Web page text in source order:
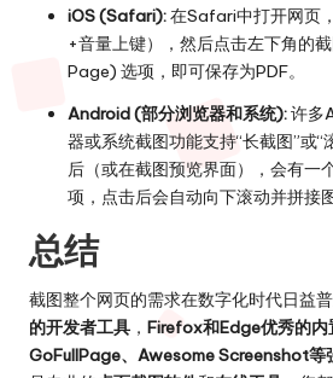
iOS (Safari):在Safari中打开网页
+音量上键），然后点击左下角的
Page) 选项，即可保存为PDF。
Android (部分浏览器和系统):许多
器或系统截图功能支持“长截图”或“
后（或在截图预览界面），会有一
项，点击后会自动向下滚动并拼接图
总结
截图整个网页的需求在数字化时代日益
的开发者工具 ， Firefox和Edge优秀的内
GoFullPage、Awesome Screenshot等